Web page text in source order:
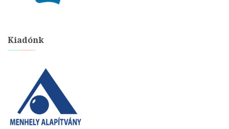
Kiadónk